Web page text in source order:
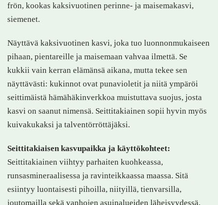
frön, kookas kaksivuotinen perinne- ja maisemakasvi,
siemenet.
Näyttävä kaksivuotinen kasvi, joka tuo luonnonmukaiseen
pihaan, pientareille ja maisemaan vahvaa ilmettä. Se
kukkii vain kerran elämänsä aikana, mutta tekee sen
näyttävästi: kukinnot ovat punavioletit ja niitä ympäröi
seittimäistä hämähäkinverkkoa muistuttava suojus, josta
kasvi on saanut nimensä. Seittitakiainen sopii hyvin myös
kuivakukaksi ja talventörröttäjäksi.
Seittitakiaisen kasvupaikka ja käyttökohteet:
Seittitakiainen viihtyy parhaiten kuohkeassa,
runsasmineraalisessa ja ravinteikkaassa maassa. Sitä
esiintyy luontaisesti pihoilla, niityillä, tienvarsilla,
joutomailla sekä vanhojen asuinalueiden läheisyydessä.